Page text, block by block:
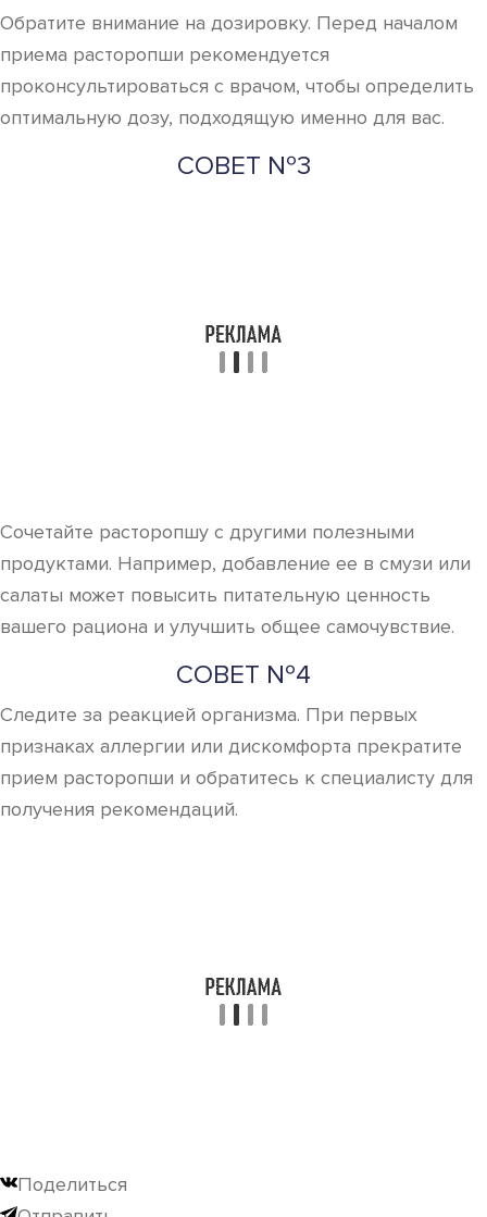
Обратите внимание на дозировку. Перед началом
приема расторопши рекомендуется
проконсультироваться с врачом, чтобы определить
оптимальную дозу, подходящую именно для вас.
СОВЕТ №3
Сочетайте расторопшу с другими полезными
продуктами. Например, добавление ее в смузи или
салаты может повысить питательную ценность
вашего рациона и улучшить общее самочувствие.
СОВЕТ №4
Следите за реакцией организма. При первых
признаках аллергии или дискомфорта прекратите
прием расторопши и обратитесь к специалисту для
получения рекомендаций.
Поделиться